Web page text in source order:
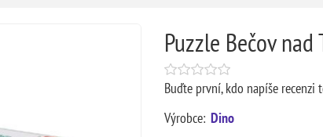
Puzzle Bečov
Buďte první, kdo napíše
Výrobce: Dino